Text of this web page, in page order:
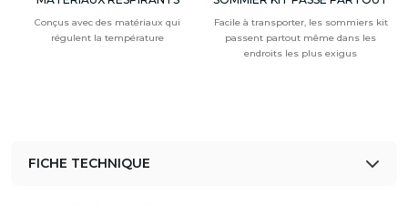
Conçus avec des matériaux qui
régulent la température
Facile à transporter, les sommiers kit
passent partout même dans les
endroits les plus exigus
FICHE TECHNIQUE